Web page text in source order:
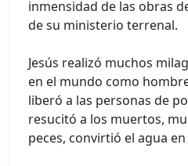
inmensidad de las obras
de su ministerio terrenal.
Jesús realizó muchos
en el mundo como
liberó a las personas de
resucitó a los muertos,
peces, convirtió el agua